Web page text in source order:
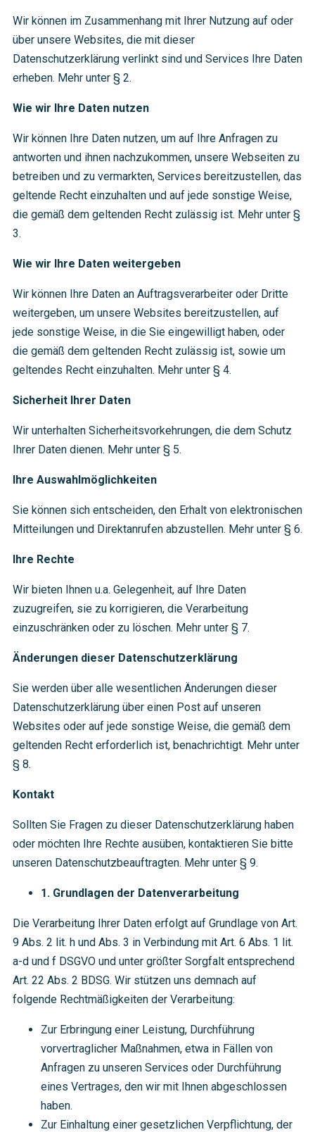
Wir können im Zusammenhang mit Ihrer Nutzung auf oder
über unsere Websites, die mit dieser
Datenschutzerklärung verlinkt sind und Services Ihre Daten
erheben. Mehr unter § 2.
Wie wir Ihre Daten nutzen
Wir können Ihre Daten nutzen, um auf Ihre Anfragen zu
antworten und ihnen nachzukommen, unsere Webseiten zu
betreiben und zu vermarkten, Services bereitzustellen, das
geltende Recht einzuhalten und auf jede sonstige Weise,
die gemäß dem geltenden Recht zulässig ist. Mehr unter §
3.
Wie wir Ihre Daten weitergeben
Wir können Ihre Daten an Auftragsverarbeiter oder Dritte
weitergeben, um unsere Websites bereitzustellen, auf
jede sonstige Weise, in die Sie eingewilligt haben, oder
die gemäß dem geltenden Recht zulässig ist, sowie um
geltendes Recht einzuhalten. Mehr unter § 4.
Sicherheit Ihrer Daten
Wir unterhalten Sicherheitsvorkehrungen, die dem Schutz
Ihrer Daten dienen. Mehr unter § 5.
Ihre Auswahlmöglichkeiten
Sie können sich entscheiden, den Erhalt von elektronischen
Mitteilungen und Direktanrufen abzustellen. Mehr unter § 6.
Ihre Rechte
Wir bieten Ihnen u.a. Gelegenheit, auf Ihre Daten
zuzugreifen, sie zu korrigieren, die Verarbeitung
einzuschränken oder zu löschen. Mehr unter § 7.
Änderungen dieser Datenschutzerklärung
Sie werden über alle wesentlichen Änderungen dieser
Datenschutzerklärung über einen Post auf unseren
Websites oder auf jede sonstige Weise, die gemäß dem
geltenden Recht erforderlich ist, benachrichtigt. Mehr unter
§ 8.
Kontakt
Sollten Sie Fragen zu dieser Datenschutzerklärung haben
oder möchten Ihre Rechte ausüben, kontaktieren Sie bitte
unseren Datenschutzbeauftragten. Mehr unter § 9.
1. Grundlagen der Datenverarbeitung
Die Verarbeitung Ihrer Daten erfolgt auf Grundlage von Art.
9 Abs. 2 lit. h und Abs. 3 in Verbindung mit Art. 6 Abs. 1 lit.
a-d und f DSGVO und unter größter Sorgfalt entsprechend
Art. 22 Abs. 2 BDSG. Wir stützen uns demnach auf
folgende Rechtmäßigkeiten der Verarbeitung:
Zur Erbringung einer Leistung, Durchführung
vorvertraglicher Maßnahmen, etwa in Fällen von
Anfragen zu unseren Services oder Durchführung
eines Vertrages, den wir mit Ihnen abgeschlossen
haben.
Zur Einhaltung einer gesetzlichen Verpflichtung, der